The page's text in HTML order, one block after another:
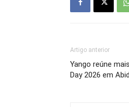
Artigo anterior
Yango reúne
Day 2026 em